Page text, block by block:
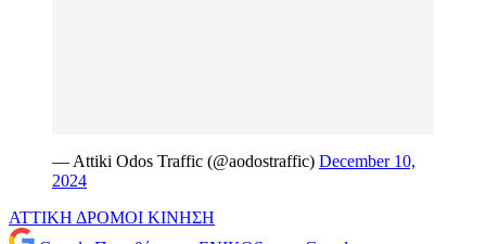
— Attiki Odos Traffic (@aodostraffic) December 10,
2024
ΑΤΤΙΚΗ ΔΡΟΜΟΙ ΚΙΝΗΣΗ